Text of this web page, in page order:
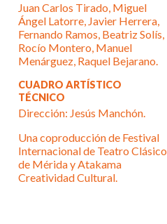
Juan Carlos Tirado, Miguel
Ángel Latorre, Javier Herrera,
Fernando Ramos, Beatriz Solís,
Rocío Montero, Manuel
Menárguez, Raquel Bejarano.
CUADRO ARTÍSTICO
TÉCNICO
Dirección: Jesús Manchón.
Una coproducción de Festival
Internacional de Teatro Clásico
de Mérida y Atakama
Creatividad Cultural.